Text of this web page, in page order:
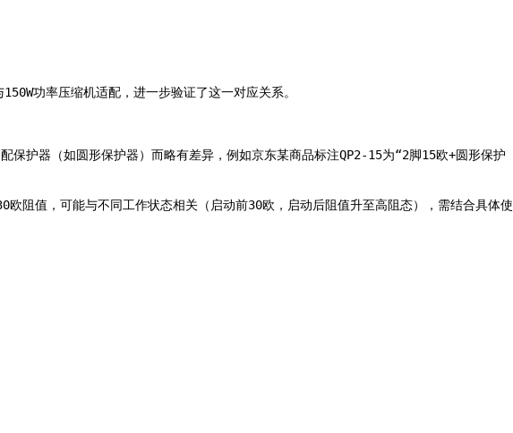
功率压缩机适配，进一步验证了这一对应关系。
保护器（如圆形保护器）而略有差异，例如京东某商品标注QP2-15为“2脚15欧+圆形保护
欧阻值，可能与不同工作状态相关（启动前30欧，启动后阻值升至高阻态），需结合具体使